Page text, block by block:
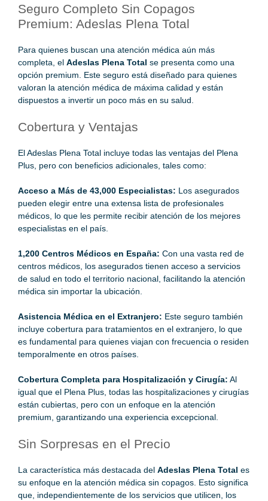
Seguro Completo Sin Copagos
Premium: Adeslas Plena Total
Para quienes buscan una atención médica aún más
completa, el Adeslas Plena Total se presenta como una
opción premium. Este seguro está diseñado para quienes
valoran la atención médica de máxima calidad y están
dispuestos a invertir un poco más en su salud.
Cobertura y Ventajas
El Adeslas Plena Total incluye todas las ventajas del Plena
Plus, pero con beneficios adicionales, tales como:
Acceso a Más de 43,000 Especialistas: Los asegurados
pueden elegir entre una extensa lista de profesionales
médicos, lo que les permite recibir atención de los mejores
especialistas en el país.
1,200 Centros Médicos en España: Con una vasta red de
centros médicos, los asegurados tienen acceso a servicios
de salud en todo el territorio nacional, facilitando la atención
médica sin importar la ubicación.
Asistencia Médica en el Extranjero: Este seguro también
incluye cobertura para tratamientos en el extranjero, lo que
es fundamental para quienes viajan con frecuencia o residen
temporalmente en otros países.
Cobertura Completa para Hospitalización y Cirugía: Al
igual que el Plena Plus, todas las hospitalizaciones y cirugías
están cubiertas, pero con un enfoque en la atención
premium, garantizando una experiencia excepcional.
Sin Sorpresas en el Precio
La característica más destacada del Adeslas Plena Total es
su enfoque en la atención médica sin copagos. Esto significa
que, independientemente de los servicios que utilicen, los